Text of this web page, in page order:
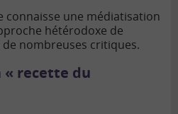
connaisse une médiatisation
hétérodoxe de
de nombreuses critiques.
« recette du